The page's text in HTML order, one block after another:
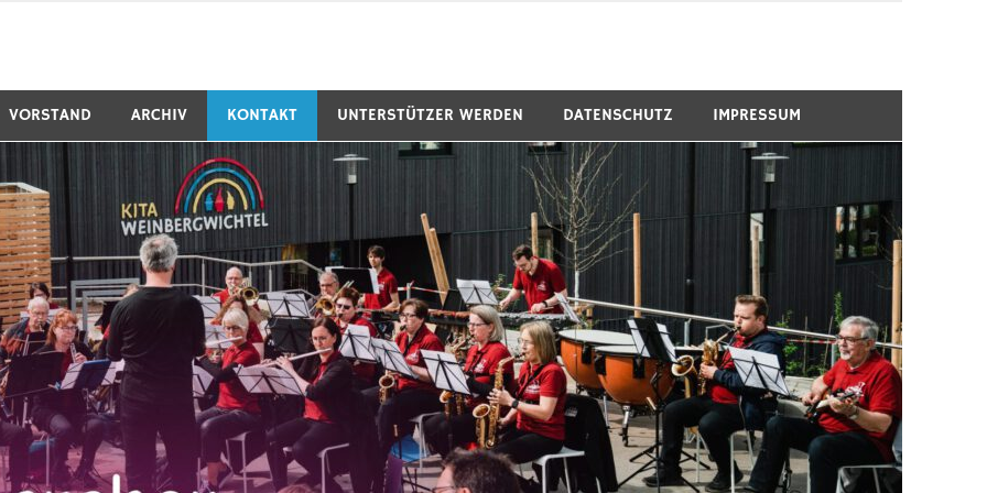
VORSTAND ARCHIV KONTAKT UNTERSTÜTZER WERDEN DATENSCHUTZ IMPRESSUM